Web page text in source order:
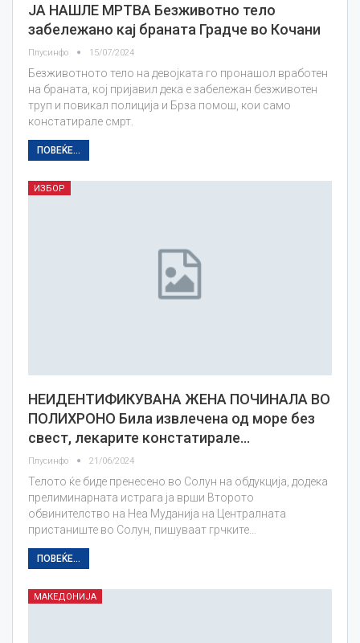
ЈА НАШЛЕ МРТВА Безживотно тело
забележано кај браната Градче во Кочани
Плусинфо 15/07/2024
Безживотното тело на девојката го пронашол вработен
на браната, кој пријавил дека е забележан безживотен
труп и повикал полиција и Брза помош, кои само
констатирале смрт.
ПОВЕЌЕ...
ИЗБОР
НЕИДЕНТИФИКУВАНА ЖЕНА ПОЧИНАЛА ВО
ПОЛИХРОНО Била извлечена од море без
свест, лекарите констатирале…
Плусинфо 21/06/2024
Телото ќе биде пренесено во Солун на обдукција, додека
прелиминарната истрага ја врши Второто
обвинителство на Неа Муданија на Централната
пристаниште во Солун, пишуваат грчките…
ПОВЕЌЕ...
МАКЕДОНИЈА